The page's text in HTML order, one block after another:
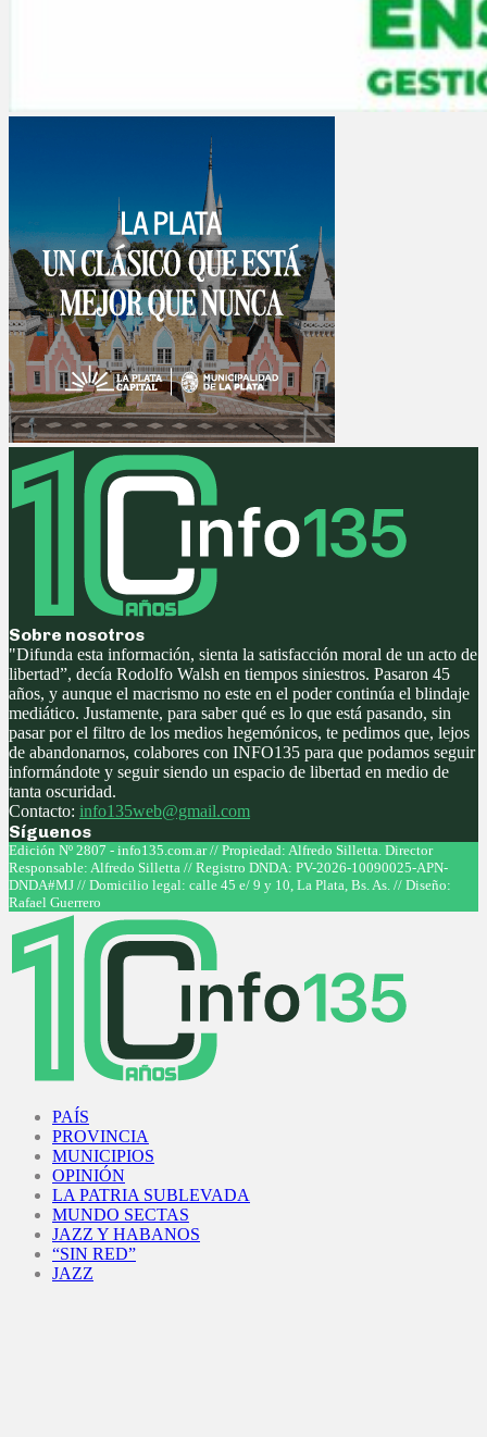
Sobre nosotros
"Difunda esta información, sienta la satisfacción moral de un acto de
libertad”, decía Rodolfo Walsh en tiempos siniestros. Pasaron 45
años, y aunque el macrismo no este en el poder continúa el blindaje
mediático. Justamente, para saber qué es lo que está pasando, sin
pasar por el filtro de los medios hegemónicos, te pedimos que, lejos
de abandonarnos, colabores con INFO135 para que podamos seguir
informándote y seguir siendo un espacio de libertad en medio de
tanta oscuridad.
Contacto: info135web@gmail.com
Síguenos
Facebook
Twitter
Instagram
Youtube
Edición Nº 2807 - info135.com.ar // Propiedad: Alfredo Silletta. Director
Responsable: Alfredo Silletta // Registro DNDA: PV-2026-10090025-APN-
DNDA#MJ // Domicilio legal: calle 45 e/ 9 y 10, La Plata, Bs. As. // Diseño:
Rafael Guerrero
PAÍS
PROVINCIA
MUNICIPIOS
OPINIÓN
LA PATRIA SUBLEVADA
MUNDO SECTAS
JAZZ Y HABANOS
“SIN RED”
JAZZ